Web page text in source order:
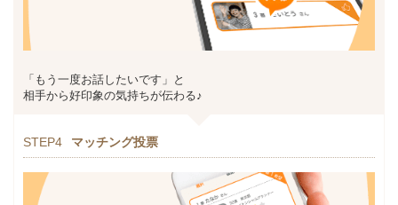
「もう一度お話したいです」と
相手から好印象の気持ちが伝わる♪
STEP4 マッチング投票